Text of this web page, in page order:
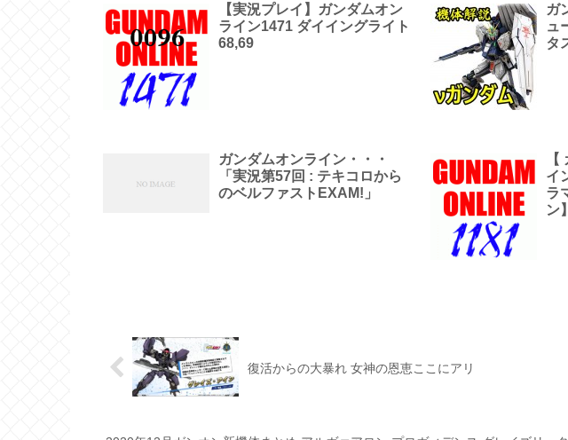
【実況プレイ】ガンダムオン
ライン1471 ダイイングライト
68,69
ガ
ュ
タ
ガンダムオンライン・・・
「実況第57回 : テキコロから
のベルファストEXAM!」
イ
ラ
ン】
復活からの大暴れ 女神の恩恵ここにアリ